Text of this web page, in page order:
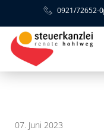
0921/72652-0
07. Juni 2023